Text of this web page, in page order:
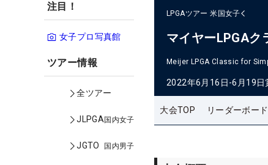
注目！
女子プロ写真館
ツアー情報
全ツアー
JLPGA国内女子
JGTO 国内男子
LPGAツアー 米国女子
マイヤーLPGAク
Meijer LPGA Classic for
2022年6月16日-6月19日
大会TOP リーダーボード